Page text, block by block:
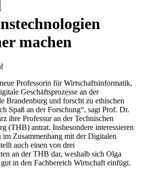
machen
Professorin für Wirtschaftsinformatik,
Geschäftsprozesse an der
Brandenburg und forscht zu ethischen
Spaß an der Forschung“, sagt Prof. Dr.
ihre Professur an der Technischen
(THB) antrat. Insbesondere interessieren
im Zusammenhang mit der Digitalen
auch einen von drei
an der THB dar, weshalb sich Olga
in den Fachbereich Wirtschaft einfügt.